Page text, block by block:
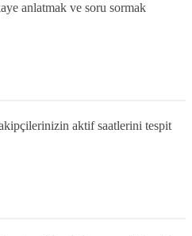
anlatmak ve soru sormak
aktif saatlerini tespit